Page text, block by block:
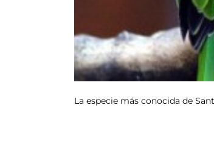
La especie más conocida de